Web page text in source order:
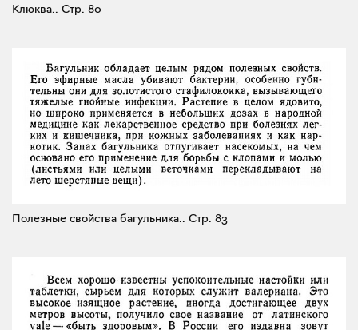
Клюква.. Стр. 80
Полезные свойства багульника.. Стр. 83